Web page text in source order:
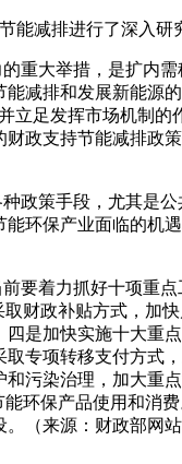
减排进行了深入研
大举措，是扩内
减排和发展新能源
足发挥市场机制
政支持节能减排政
策手段，尤其是
环保产业面临的机
着力抓好十项重
财政补贴方式，
是加快实施十大
专项转移支付方式
污染治理，加大重
环保产品使用和消
（来源：财政部网站